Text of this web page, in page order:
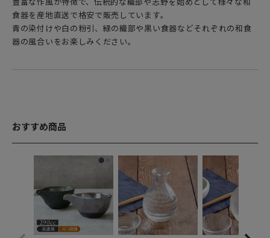
食器を産地直送で格安で販売しています。
青の染付けや白の粉引、緑の織部や黒い食器などそれぞれの和食
器の風合いをお楽しみください。
おすすめ商品